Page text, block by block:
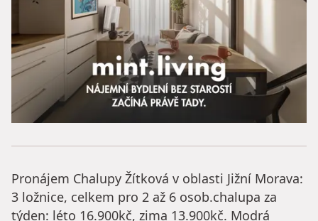
Pronájem Chalupy Žítková v oblasti Jižní Morava:
3 ložnice, celkem pro 2 až 6 osob.chalupa za
týden: léto 16.900kč, zima 13.900kč. Modrá